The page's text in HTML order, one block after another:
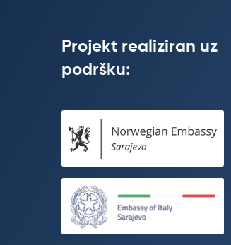
Projekt realiziran uz
podršku: